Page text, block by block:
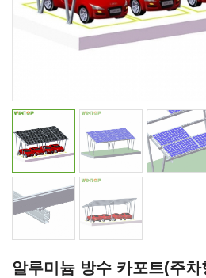
알루미늄 방수 카포트(주